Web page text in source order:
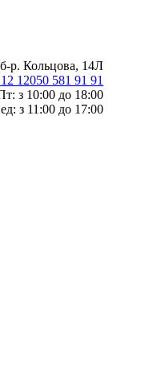
р. Кольцова, 14Л
12050 581 91 91
з 10:00 до 18:00
з 11:00 до 17:00